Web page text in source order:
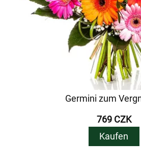
Germini zum
769 CZK
Kaufen